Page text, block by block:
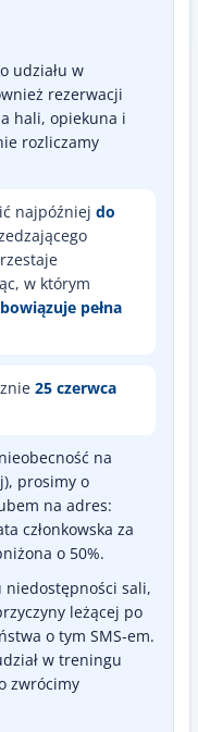
udziału w
rezerwacji
hali, opiekuna i
rozliczamy
najpóźniej do
w którym
pełna
25 czerwca
na
prosimy o
na adres:
członkowska za
o 50%.
niedostępności sali,
leżącej po
o tym SMS-em.
w treningu
zwrócimy